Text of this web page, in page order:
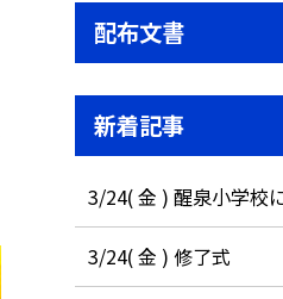
配布文書
新着記事
3/24( 金 ) 醒泉小学校
3/24( 金 ) 修了式